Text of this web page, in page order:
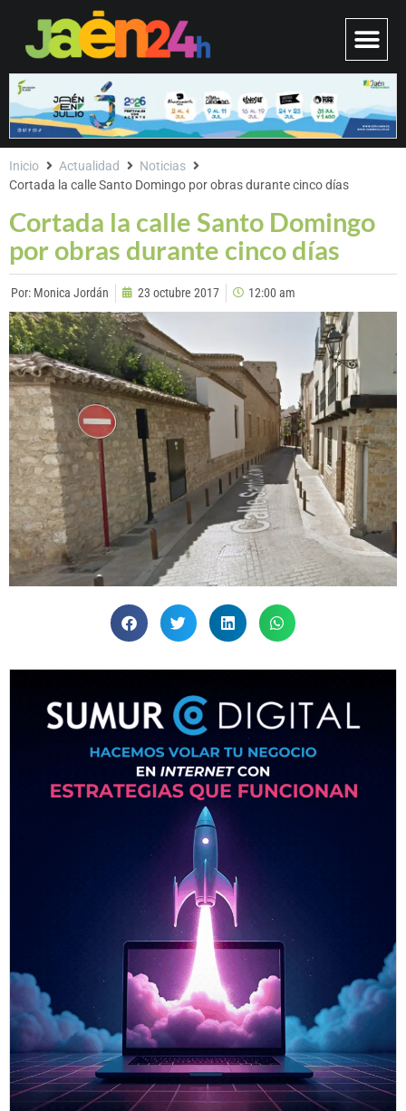
Cortada la calle Santo Domingo
por obras durante cinco días
Inicio Actualidad
Noticias
Cortada la calle Santo Domingo por obras durante cinco días
Por: Monica Jordán 23 octubre 2017 12:00 am